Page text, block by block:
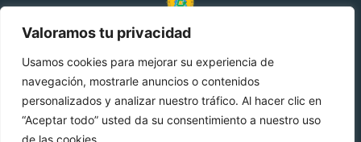
Valoramos tu privacidad
Usamos cookies para mejorar su experiencia de
navegación, mostrarle anuncios o contenidos
personalizados y analizar nuestro tráfico. Al hacer clic en
“Aceptar todo” usted da su consentimiento a nuestro uso
de las cookies.
© 2024 Alquimia Genética. Todos los derechos
reservados.
Aviso de privacidad